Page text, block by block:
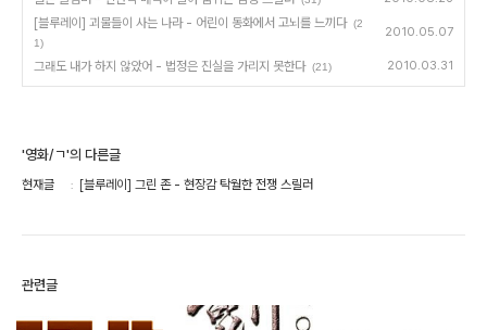
[블루레이] 괴물들이 사는 나라 - 어린이 동화에서 고뇌를 느끼다 (2
1)
2010.05.07
그래도 내가 하지 않았어 - 법정은 진실을 가리지 못한다 (21) 2010.03.31
'영화/ㄱ'의 다른글
현재글 [블루레이] 그린 존 - 현장감 탁월한 전쟁 스릴러
관련글